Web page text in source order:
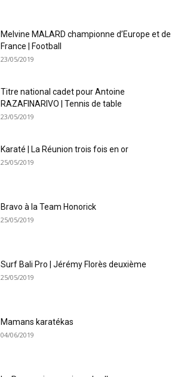
Melvine MALARD championne d’Europe et de
France | Football
23/05/2019
Titre national cadet pour Antoine
RAZAFINARIVO | Tennis de table
23/05/2019
Karaté | La Réunion trois fois en or
25/05/2019
Bravo à la Team Honorick
25/05/2019
Surf Bali Pro | Jérémy Florès deuxième
25/05/2019
Mamans karatékas
04/06/2019